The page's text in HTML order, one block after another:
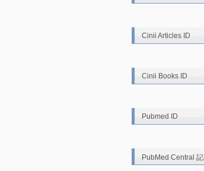
Cinii Articles ID
Cinii Books ID
Pubmed ID
PubMed Central